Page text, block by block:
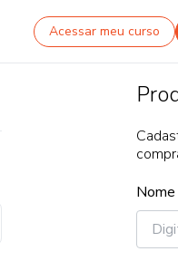
Acessar meu curso
Nome